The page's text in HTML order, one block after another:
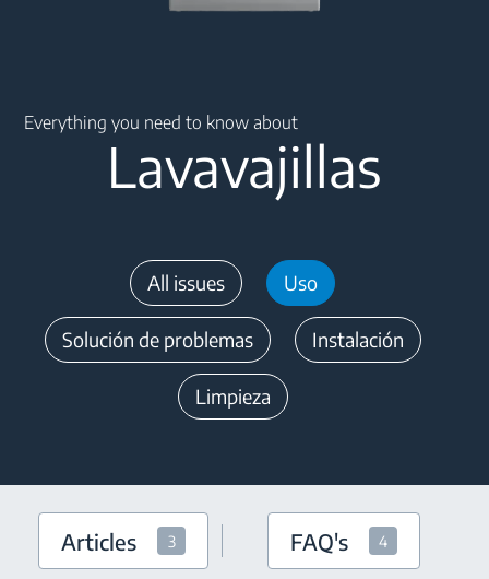
Everything you need to know about
Lavavajillas
All issues Uso
Solución de problemas Instalación
Limpieza
Articles 3 FAQ's 4